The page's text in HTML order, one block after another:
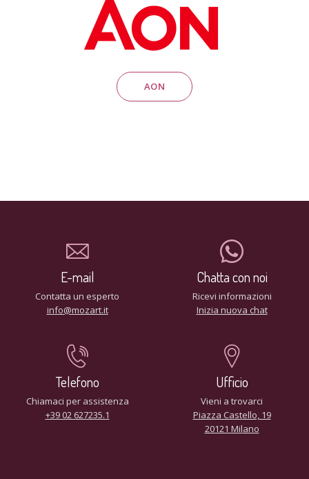
AON
E-mail
Contatta un esperto
info@mozart.it
Chatta con noi
Ricevi informazioni
Inizia nuova chat
Telefono
Chiamaci per assistenza
+39 02 627235.1
Ufficio
Vieni a trovarci
Piazza Castello, 19
20121 Milano